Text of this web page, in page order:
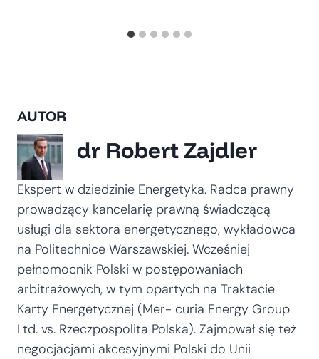
AUTOR
dr Robert Zajdler
Ekspert w dziedzinie Energetyka. Radca prawny
prowadzący kancelarię prawną świadczącą
usługi dla sektora energetycznego, wykładowca
na Politechnice Warszawskiej. Wcześniej
pełnomocnik Polski w postępowaniach
arbitrażowych, w tym opartych na Traktacie
Karty Energetycznej (Mer- curia Energy Group
Ltd. vs. Rzeczpospolita Polska). Zajmował się też
negocjacjami akcesyjnymi Polski do Unii